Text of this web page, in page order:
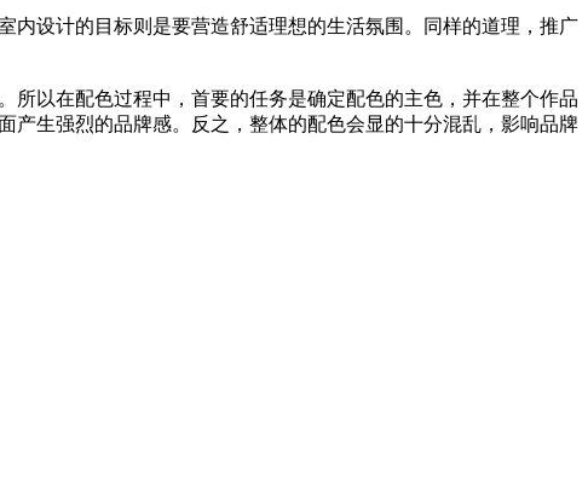
设计的目标则是要营造舒适理想的生活氛围。同样的道理，推广
以在配色过程中，首要的任务是确定配色的主色，并在整个作品
产生强烈的品牌感。反之，整体的配色会显的十分混乱，影响品牌